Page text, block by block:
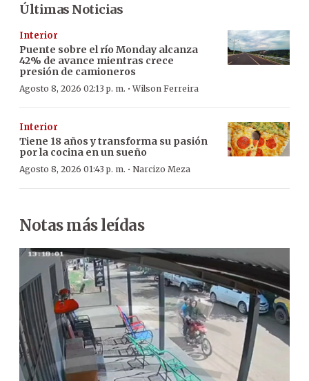
Últimas Noticias
Interior
Puente sobre el río Monday alcanza
42% de avance mientras crece
presión de camioneros
Agosto 8, 2026 02:13 p. m. ·Wilson Ferreira
Interior
Tiene 18 años y transforma su pasión
por la cocina en un sueño
Agosto 8, 2026 01:43 p. m. · Narcizo Meza
Notas más leídas